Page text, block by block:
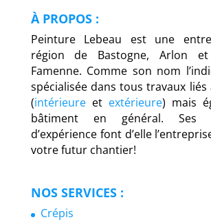
À PROPOS :
Peinture Lebeau est une
région de Bastogne, Arlon et
Famenne. Comme son nom
spécialisée dans tous travaux
(intérieureet extérieure) mais
bâtiment en général. Ses
d’expérience font d’elle
votre futur chantier!
NOS SERVICES :
Crépis